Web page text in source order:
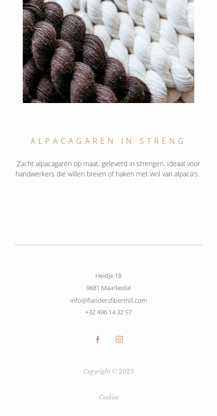
ALPACAGAREN IN STRENG
Zacht alpacagaren op maat, geleverd in strengen. Ideaal voor
handwerkers die willen breien of haken met wol van alpaca's.
Heidje 18
9681 Maarkedal
+32 496 14 32 57
info@flandersfibermill.com
Copyright © 2025
Cookies